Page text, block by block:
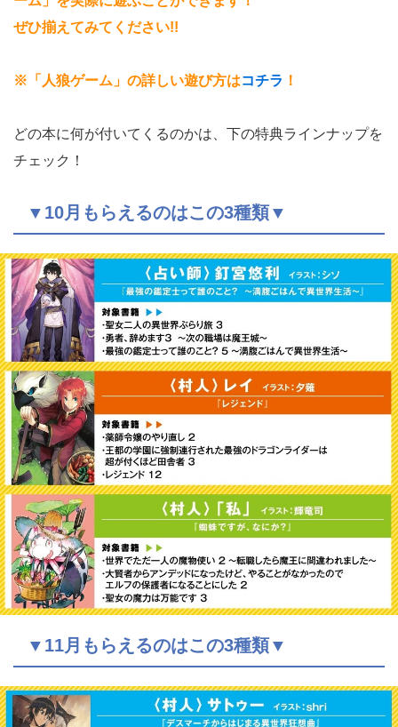
ぜひ揃えてみてください!!
※「人狼ゲーム」の詳しい遊び方はコチラ ！
どの本に何が付いてくるのかは、下の特典ラインナップを
チェック！
▼10月もらえるのはこの3種類▼
▼11月もらえるのはこの3種類▼